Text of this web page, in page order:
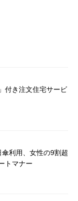
付き注文住宅サービ
傘利用、女性の9割超
トマナー